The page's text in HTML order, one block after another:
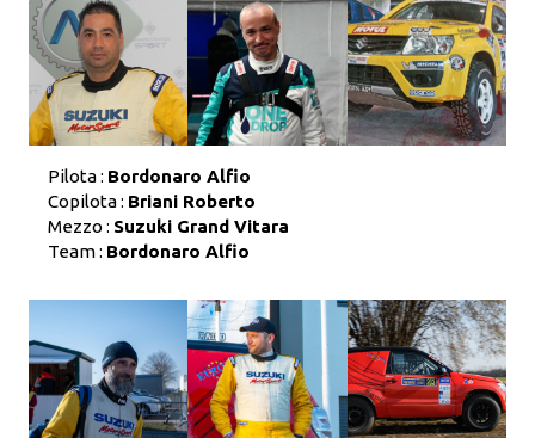
Pilota : Bordonaro Alfio
Copilota : Briani Roberto
Mezzo : Suzuki Grand Vitara
Team : Bordonaro Alfio